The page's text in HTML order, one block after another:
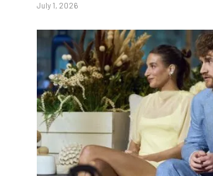
July 1, 2026